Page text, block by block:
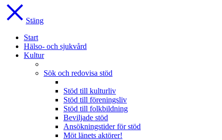
Stäng
Start
Hälso- och sjukvård
Kultur
Sök och redovisa stöd
Stöd till kulturliv
Stöd till föreningsliv
Stöd till folkbildning
Beviljade stöd
Ansökningstider för stöd
Möt länets aktörer!